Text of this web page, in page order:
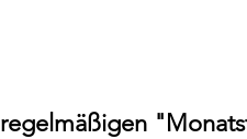
regelmäßigen